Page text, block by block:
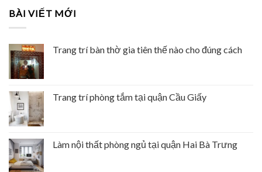
BÀI VIẾT MỚI
Trang trí bàn thờ gia tiên thế nào cho đúng cách
Trang trí phòng tắm tại quận Cầu Giấy
Làm nội thất phòng ngủ tại quận Hai Bà Trưng